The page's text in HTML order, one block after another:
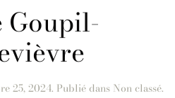
Goupil-
25, 2024. Publié dans Non classé.